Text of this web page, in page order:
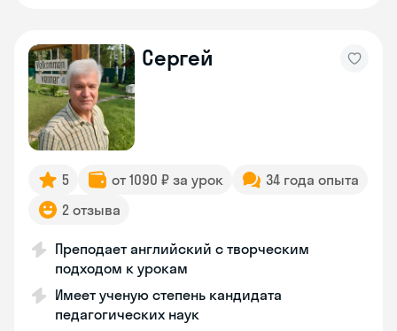
Сергей
5 от 1090 ₽ за урок
34 года опыта
2 отзыва
Преподает английский с творческим
подходом к урокам
Имеет ученую степень кандидата
педагогических наук